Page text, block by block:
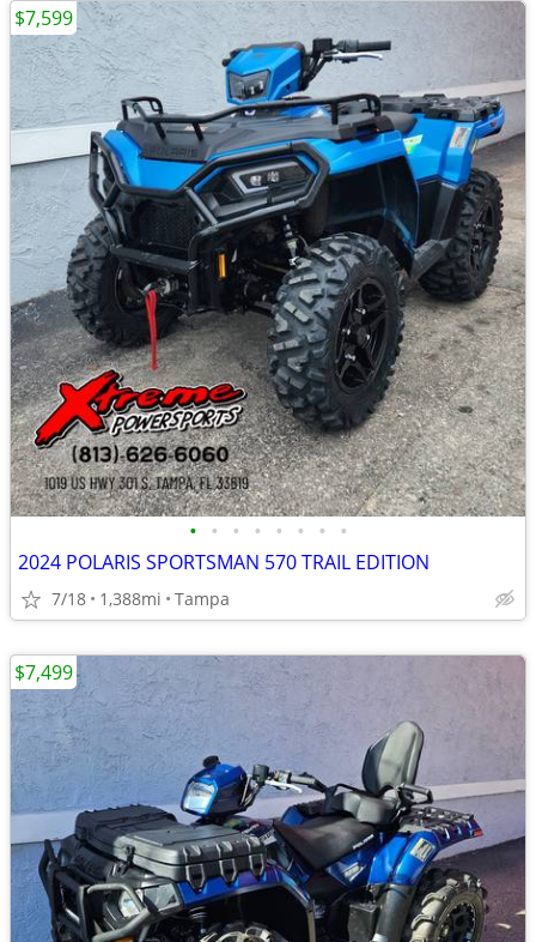
• • • • • • • •
2024 POLARIS SPORTSMAN 570 TRAIL EDITION
7/18 1,388mi Tampa
$7,599
$7,499